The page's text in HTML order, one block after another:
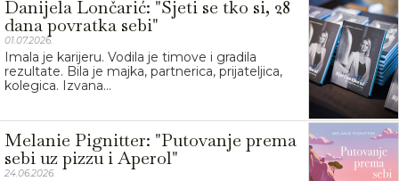
Danijela Lončarić: "Sjeti se tko si, 28
dana povratka sebi"
01.07.2026.
Imala je karijeru. Vodila je timove i gradila
rezultate. Bila je majka, partnerica, prijateljica,
kolegica. Izvana...
Melanie Pignitter: "Putovanje prema
sebi uz pizzu i Aperol"
24.06.2026.